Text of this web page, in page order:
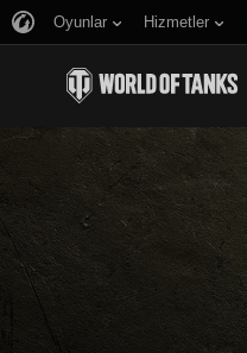
Oyunlar Hizmetler